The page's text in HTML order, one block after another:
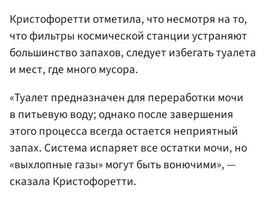
Кристофоретти отметила, что несмотря на то,
что фильтры космической станции устраняют
большинство запахов, следует избегать туалета
и мест, где много мусора.
«Туалет предназначен для переработки мочи
в питьевую воду; однако после завершения
этого процесса всегда остается неприятный
запах. Система испаряет все остатки мочи, но
«выхлопные газы» могут быть вонючими», —
сказала Кристофоретти.